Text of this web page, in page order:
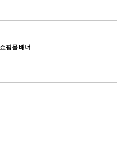
쇼핑몰 배너